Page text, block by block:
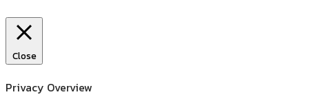
Close
Privacy Overview